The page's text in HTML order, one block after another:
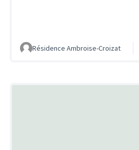
Résidence Ambroise-Croizat